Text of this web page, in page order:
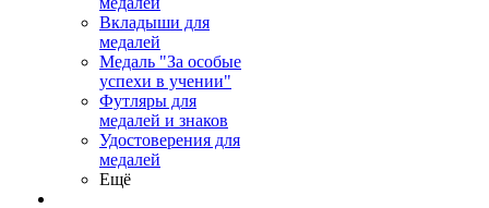
Вкладыши для
медалей
Медаль "За особые
успехи в учении"
Футляры для
медалей и знаков
Удостоверения для
медалей
Ещё